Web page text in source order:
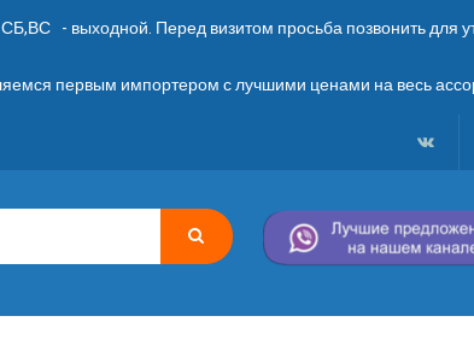
- выходной. Перед визитом просьба позвонить для
первым импортером с лучшими ценами на весь